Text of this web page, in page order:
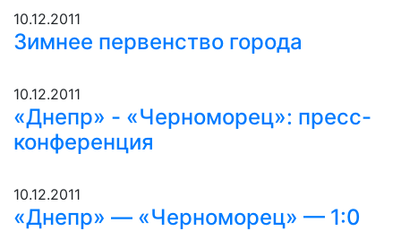
10.12.2011
Зимнее первенство города
10.12.2011
«Днепр» - «Черноморец»: пресс-
конференция
10.12.2011
«Днепр» — «Черноморец» — 1:0